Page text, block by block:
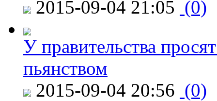
2015-09-04 21:05 (0)
У правительства
пьянством
2015-09-04 20:56 (0)